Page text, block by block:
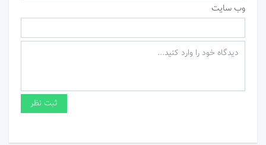
وب سایت